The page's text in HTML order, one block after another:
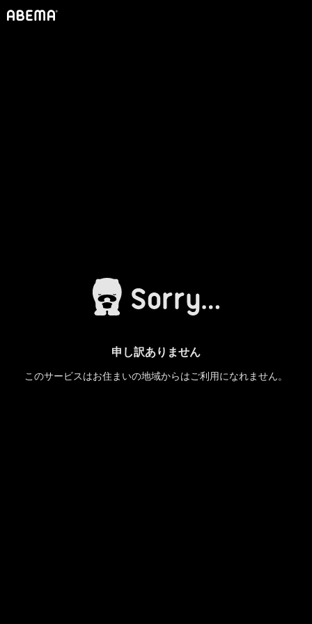
申し訳ありません
このサービスはお住まいの地域からはご利用になれません。